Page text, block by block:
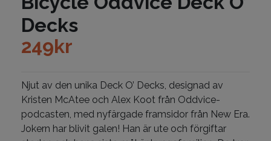
Decks
249kr
Njut av den unika Deck O’ Decks, designad av
Kristen McAtee och Alex Koot från Oddvice-
podcasten, med nyfärgade framsidor från New Era.
Jokern har blivit galen! Han är ute och förgiftar